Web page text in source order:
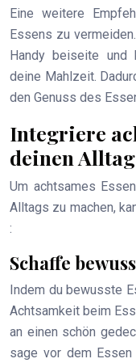
Eine weitere
Essens zu
Handy beiseite und
deine Mahlzeit.
den Genuss des
Integriere
deinen Alltag
Um achtsames
Alltags zu machen,
:
Schaffe
Indem du bewusste
Achtsamkeit beim
an einen schön
sage vor dem